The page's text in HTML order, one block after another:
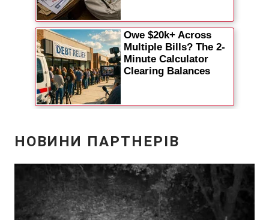
Моніторинг Пресцентр